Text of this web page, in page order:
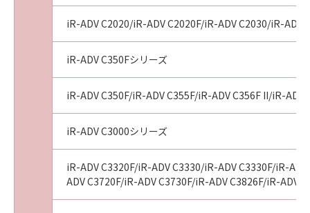
iR-ADV C2020/iR-ADV C2020F/iR-ADV C2030/iR-
iR-ADV C350Fシリーズ
iR-ADV C350F/iR-ADV C355F/iR-ADV C356F II/iR-
iR-ADV C3000シリーズ
iR-ADV C3320F/iR-ADV C3330/iR-ADV C3330F/iR-
ADV C3720F/iR-ADV C3730F/iR-ADV C3826F/iR-ADV